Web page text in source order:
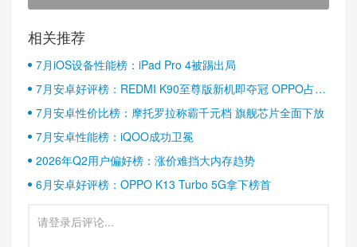
相关推荐
7月iOS设备性能榜：iPad Pro 4被踢出局
7月安卓好评榜：REDMI K90至尊版新机即夺冠 OPPO占据
半壁江山
7月安卓性价比榜：摩托罗拉称霸千元档 旗舰芯片全面下放
7月安卓性能榜：iQOO成功卫冕
2026年Q2用户偏好榜：涨价难挡大内存趋势
6月安卓好评榜：OPPO K13 Turbo 5G拿下榜首